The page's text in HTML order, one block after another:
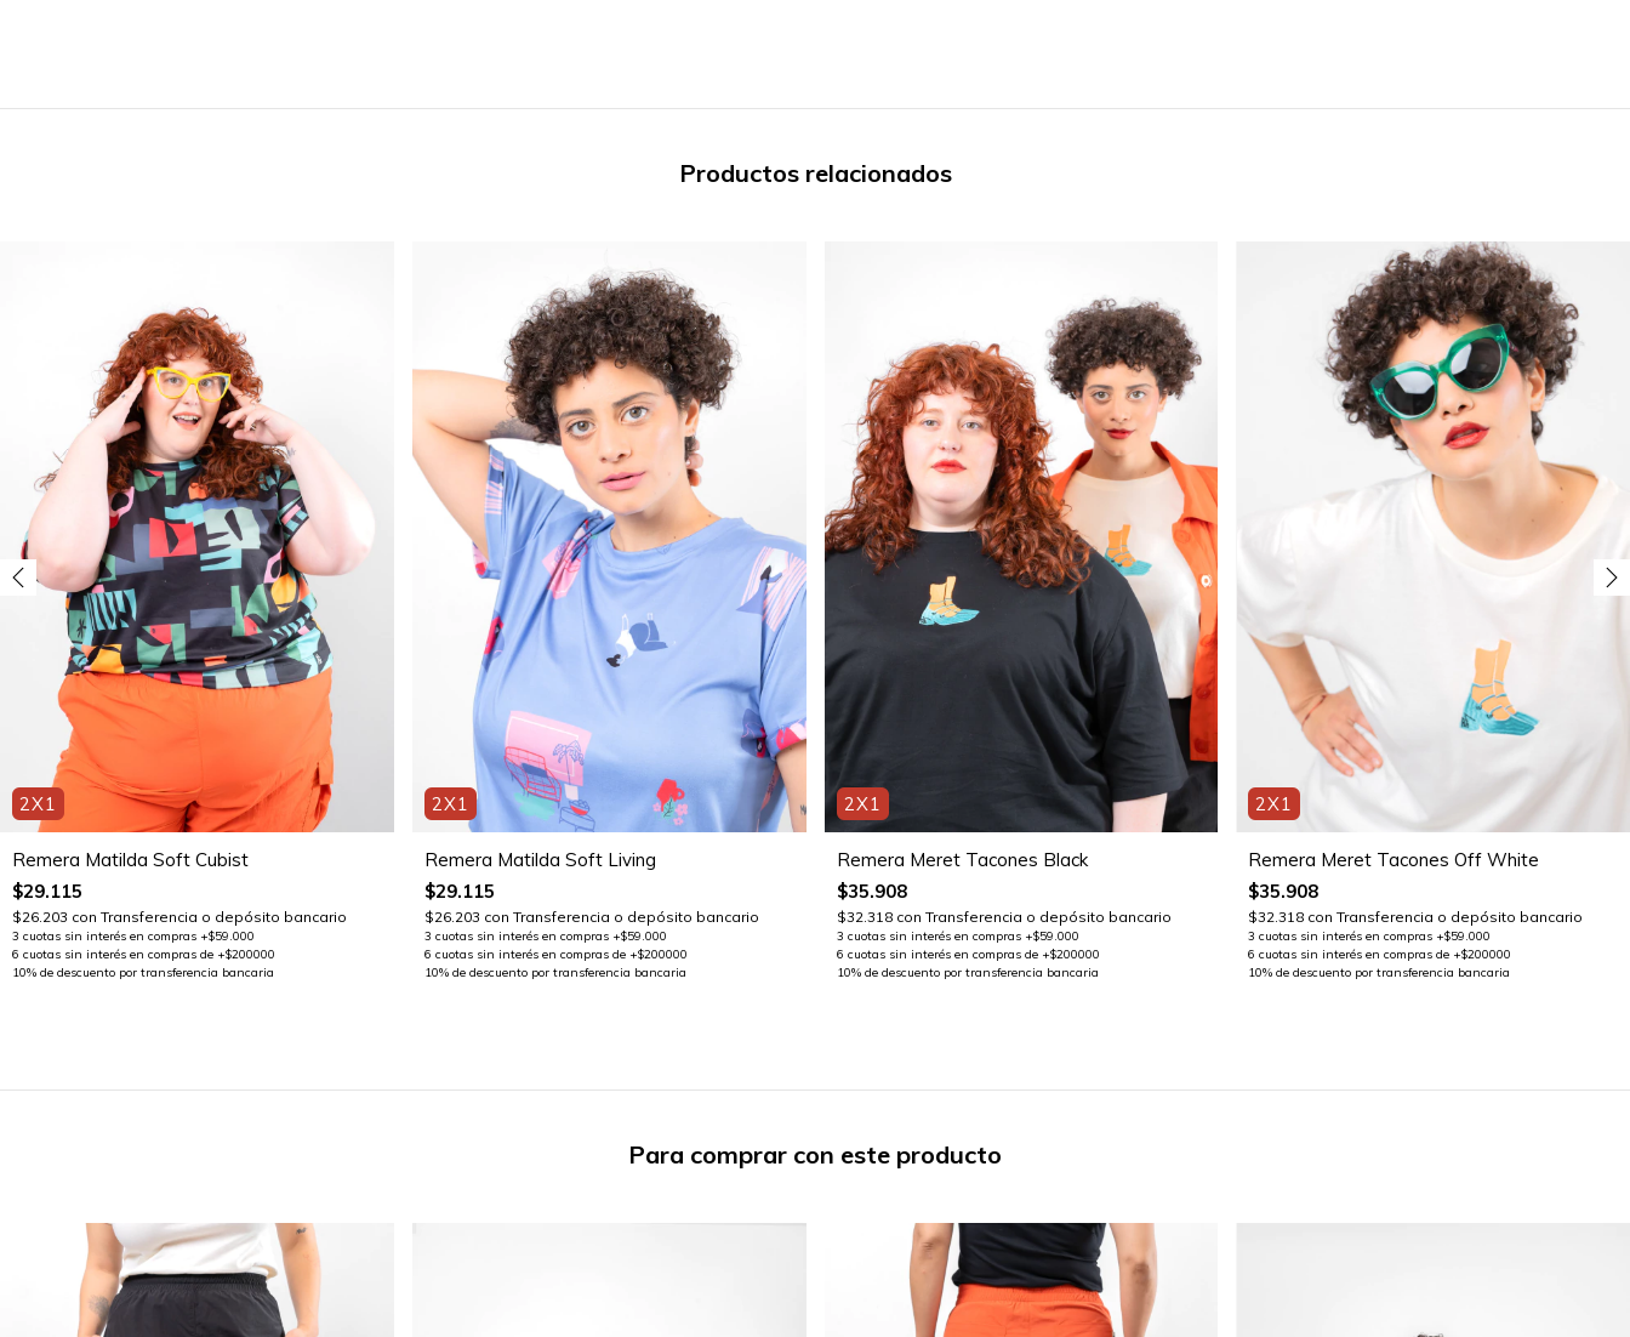
Productos relacionados
2X1
Remera Matilda Soft Cubist
$29.115
$26.203 con Transferencia o depósito bancario
2X1
Remera Matilda Soft Living
$29.115
$26.203 con Transferencia o depósito bancario
2X1
Remera Meret Tacones Black
$35.908
$32.318 con Transferencia o depósito bancario
2X1
Remera Meret Tacones Off White
$35.908
$32.318 con Transferencia o depósito bancario
Para comprar con este producto